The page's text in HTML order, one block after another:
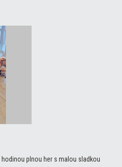
plnou her s malou sladkou